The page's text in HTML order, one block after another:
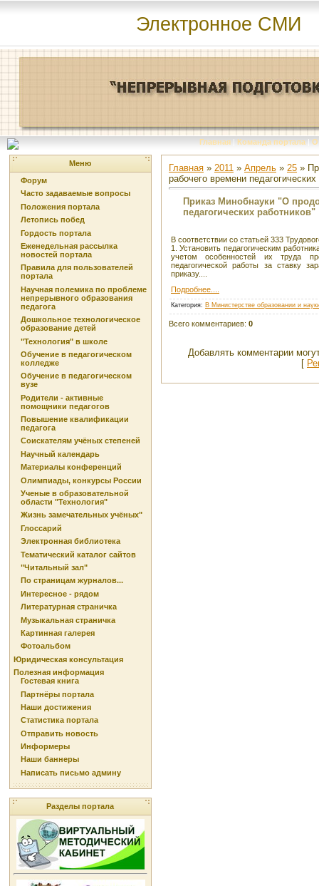
Электронное СМИ
Главная | Команда портала | О
Меню
Форум
Часто задаваемые вопросы
Положения портала
Летопись побед
Гордость портала
Еженедельная рассылка
новостей портала
Правила для пользователей
портала
Научная полемика по проблеме
непрерывного образования
педагога
Дошкольное технологическое
образование детей
"Технология" в школе
Обучение в педагогическом
колледже
Обучение в педагогическом
вузе
Родители - активные
помощники педагогов
Повышение квалификации
педагога
Соискателям учёных степеней
Научный календарь
Материалы конференций
Олимпиады, конкурсы России
Ученые в образовательной
области "Технология"
Жизнь замечательных учёных"
Глоссарий
Электронная библиотека
Тематический каталог сайтов
"Читальный зал"
По страницам журналов...
Интересное - рядом
Литературная страничка
Музыкальная страничка
Картинная галерея
Фотоальбом
Юридическая консультация
Полезная информация
Гостевая книга
Партнёры портала
Наши достижения
Статистика портала
Отправить новость
Информеры
Наши баннеры
Написать письмо админу
Разделы портала
Главная » 2011 » Апрель » 25 »
рабочего времени
Приказ Минобнауки "О
педагогических работников"
В соответствии со статьей 333
1. Установить педагогическим
учетом особенностей их труда
педагогической работы за ставку
приказу....
Подробнее....
Категория: В Министерстве образовании и
Всего комментариев: 0
Добавлять комментарии
[